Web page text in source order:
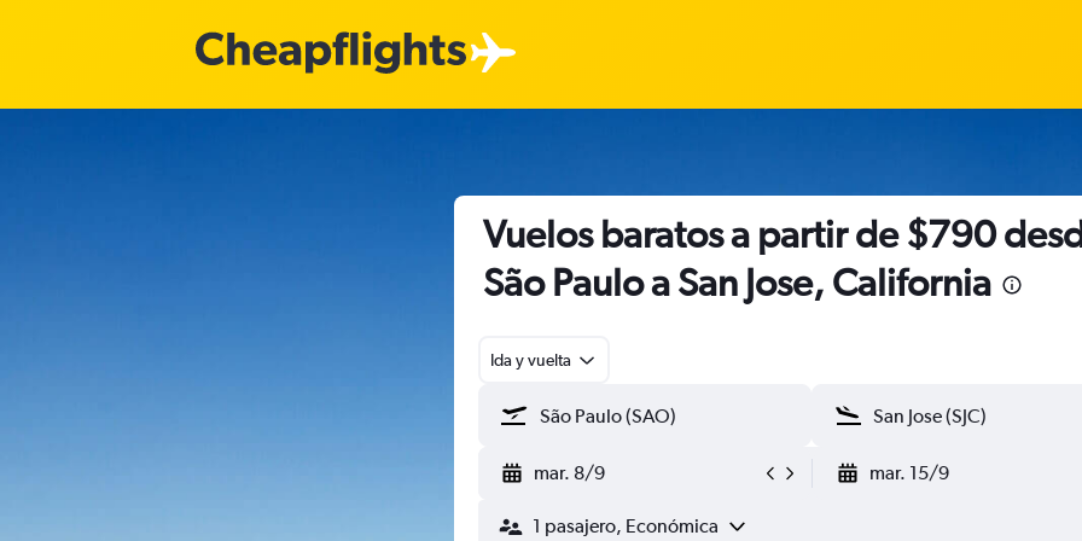
Vuelos baratos a partir de $790
São Paulo a San Jose, California
Ida y vuelta
mar. 8/9 mar. 15/9
1 pasajero, Económica